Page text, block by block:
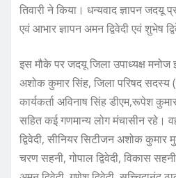
तिवारी ने किया। धन्यवाद ज्ञापन जदयू
एवं आभार ज्ञापन अमन द्विवेदी एवं शुभेष
इस मौके पर जदयू जिला उपाध्यक्ष मनोज
अशोक कुमार सिंह, जिला परिषद सदस्य
कार्यकर्ता अविनाष सिंह डीएम,रूपेश
सहित कई गणमान्य लोग मंचासीन रहे।
द्विवेदी, सीनियर सिटीजन अशोक कुमार
चरण सहनी, गोपाल द्विवेदी, विकास